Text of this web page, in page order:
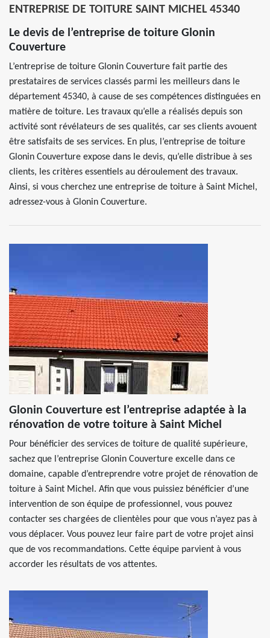
ENTREPRISE DE TOITURE SAINT MICHEL 45340
Le devis de l’entreprise de toiture Glonin
Couverture
L’entreprise de toiture Glonin Couverture fait partie des
prestataires de services classés parmi les meilleurs dans le
département 45340, à cause de ses compétences distinguées en
matière de toiture. Les travaux qu’elle a réalisés depuis son
activité sont révélateurs de ses qualités, car ses clients avouent
être satisfaits de ses services. En plus, l’entreprise de toiture
Glonin Couverture expose dans le devis, qu’elle distribue à ses
clients, les critères essentiels au déroulement des travaux.
Ainsi, si vous cherchez une entreprise de toiture à Saint Michel,
adressez-vous à Glonin Couverture.
Glonin Couverture est l’entreprise adaptée à la
rénovation de votre toiture à Saint Michel
Pour bénéficier des services de toiture de qualité supérieure,
sachez que l’entreprise Glonin Couverture excelle dans ce
domaine, capable d’entreprendre votre projet de rénovation de
toiture à Saint Michel. Afin que vous puissiez bénéficier d’une
intervention de son équipe de professionnel, vous pouvez
contacter ses chargées de clientèles pour que vous n’ayez pas à
vous déplacer. Vous pouvez leur faire part de votre projet ainsi
que de vos recommandations. Cette équipe parvient à vous
accorder les résultats de vos attentes.